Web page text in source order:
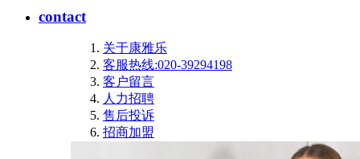
contact
关于康雅乐
客服热线:020-39294198
客户留言
人力招聘
售后投诉
招商加盟